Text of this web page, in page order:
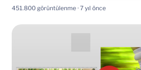
451.800 görüntülenme · 7 yıl önce